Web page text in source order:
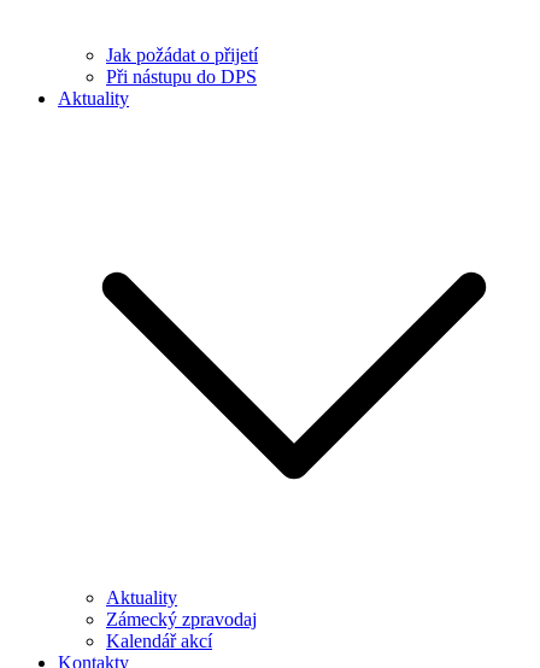
Jak požádat o přijetí
Při nástupu do DPS
Aktuality
Aktuality
Zámecký zpravodaj
Kalendář akcí
Kontakty